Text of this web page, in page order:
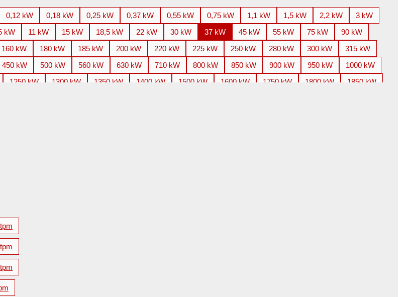
0,12 kW 0,18 kW 0,25 kW 0,37 kW 0,55 kW 0,75 kW 1,1 kW 1,5 kW 2,2 kW
3 kW
kW 11 kW 15 kW 18,5 kW 22 kW 30 kW 37 kW 45 kW 55 kW 75 kW
90 kW
160 kW 180 kW 185 kW 200 kW 220 kW 225 kW 250 kW 280 kW 300 kW
315 kW
450 kW 500 kW 560 kW 630 kW 710 kW 800 kW 850 kW 900 kW 950 kW
1000 kW
1250 kW 1300 kW 1350 kW 1400 kW 1500 kW 1600 kW 1750 kW 1800 kW
1850 kW